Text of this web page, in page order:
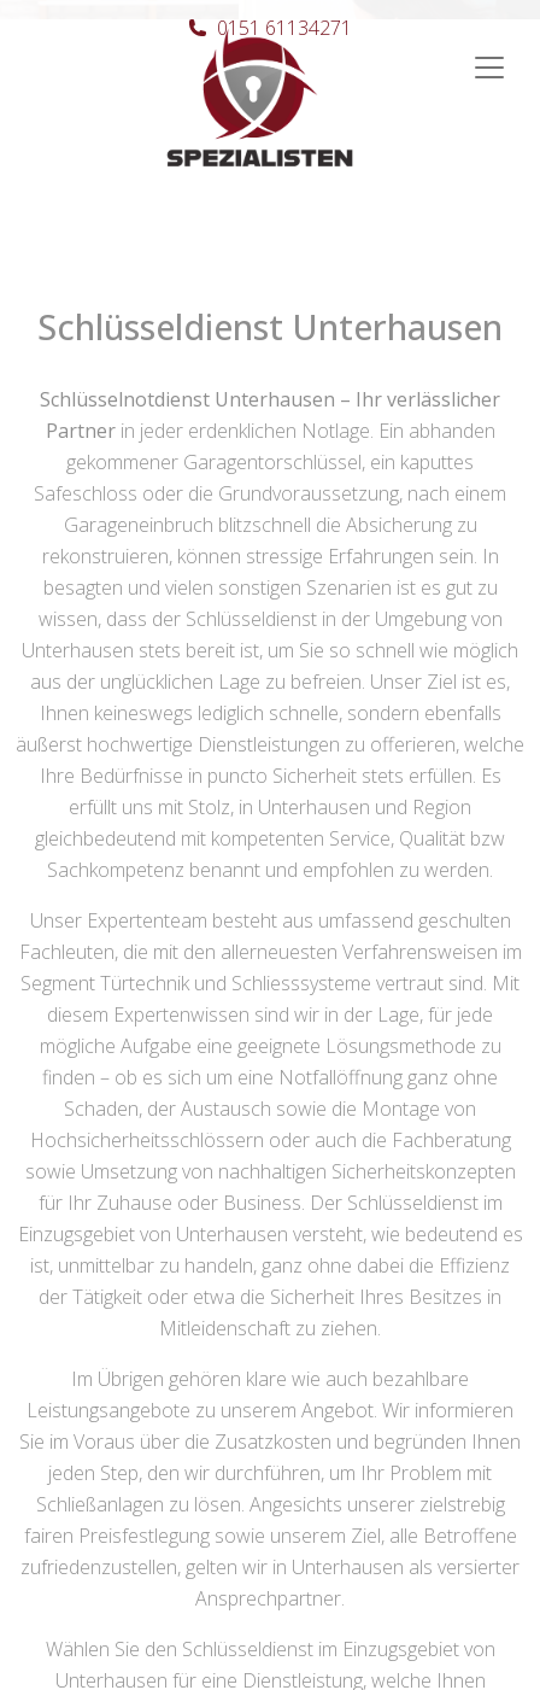
Hauptnavigation
0151 61134271
Schlüsseldienst Unterhausen
Schlüsselnotdienst Unterhausen – Ihr verlässlicher
Partnerin jeder erdenklichen Notlage. Ein abhanden
gekommener Garagentorschlüssel, ein kaputtes
Safeschloss oder die Grundvoraussetzung, nach einem
Garageneinbruch blitzschnell die Absicherung zu
rekonstruieren, können stressige Erfahrungen sein. In
besagten und vielen sonstigen Szenarien ist es gut zu
wissen, dass der Schlüsseldienst in der Umgebung von
Unterhausen stets bereit ist, um Sie so schnell wie möglich
aus der unglücklichen Lage zu befreien. Unser Ziel ist es,
Ihnen keineswegs lediglich schnelle, sondern ebenfalls
äußerst hochwertige Dienstleistungen zu offerieren, welche
Ihre Bedürfnisse in puncto Sicherheit stets erfüllen. Es
erfüllt uns mit Stolz, in Unterhausen und Region
gleichbedeutend mit kompetenten Service, Qualität bzw
Sachkompetenz benannt und empfohlen zu werden.
Unser Expertenteam besteht aus umfassend geschulten
Fachleuten, die mit den allerneuesten Verfahrensweisen im
Segment Türtechnik und Schliesssysteme vertraut sind. Mit
diesem Expertenwissen sind wir in der Lage, für jede
mögliche Aufgabe eine geeignete Lösungsmethode zu
finden – ob es sich um eine Notfallöffnung ganz ohne
Schaden, der Austausch sowie die Montage von
Hochsicherheitsschlössern oder auch die Fachberatung
sowie Umsetzung von nachhaltigen Sicherheitskonzepten
für Ihr Zuhause oder Business. Der Schlüsseldienst im
Einzugsgebiet von Unterhausen versteht, wie bedeutend es
ist, unmittelbar zu handeln, ganz ohne dabei die Effizienz
der Tätigkeit oder etwa die Sicherheit Ihres Besitzes in
Mitleidenschaft zu ziehen.
Im Übrigen gehören klare wie auch bezahlbare
Leistungsangebote zu unserem Angebot. Wir informieren
Sie im Voraus über die Zusatzkosten und begründen Ihnen
jeden Step, den wir durchführen, um Ihr Problem mit
Schließanlagen zu lösen. Angesichts unserer zielstrebig
fairen Preisfestlegung sowie unserem Ziel, alle Betroffene
zufriedenzustellen, gelten wir in Unterhausen als versierter
Ansprechpartner.
Wählen Sie den Schlüsseldienst im Einzugsgebiet von
Unterhausen für eine Dienstleistung, welche Ihnen